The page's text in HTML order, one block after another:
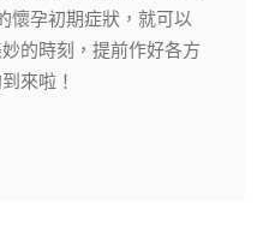
懷孕初期症狀，就可以
的時刻，提前作好各方
來啦！